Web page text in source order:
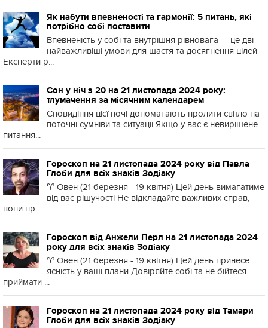
Як набути впевненості та гармонії: 5 питань, які
потрібно собі поставити
Впевненість у собі та внутрішня рівновага — це дві
найважливіші умови для щастя та досягнення цілей
Експерти р...
Сон у ніч з 20 на 21 листопада 2024 року:
тлумачення за місячним календарем
Сновидіння цієї ночі допомагають пролити світло на
поточні сумніви та ситуації Якщо у вас є невирішене
питання...
Гороскоп на 21 листопада 2024 року від Павла
Глоби для всіх знаків Зодіаку
♈️ Овен (21 березня - 19 квітня) Цей день вимагатиме
від вас рішучості Не відкладайте важливих справ,
вони пр...
Гороскоп від Анжели Перл на 21 листопада 2024
року для всіх знаків Зодіаку
♈️ Овен (21 березня - 19 квітня) Цей день принесе
ясність у ваші плани Довіряйте собі та не бійтеся
приймати ...
Гороскоп на 21 листопада 2024 року від Тамари
Глоби для всіх знаків Зодіаку